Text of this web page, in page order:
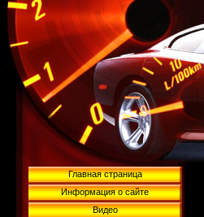
Главная страница
Информация о сайте
Видео